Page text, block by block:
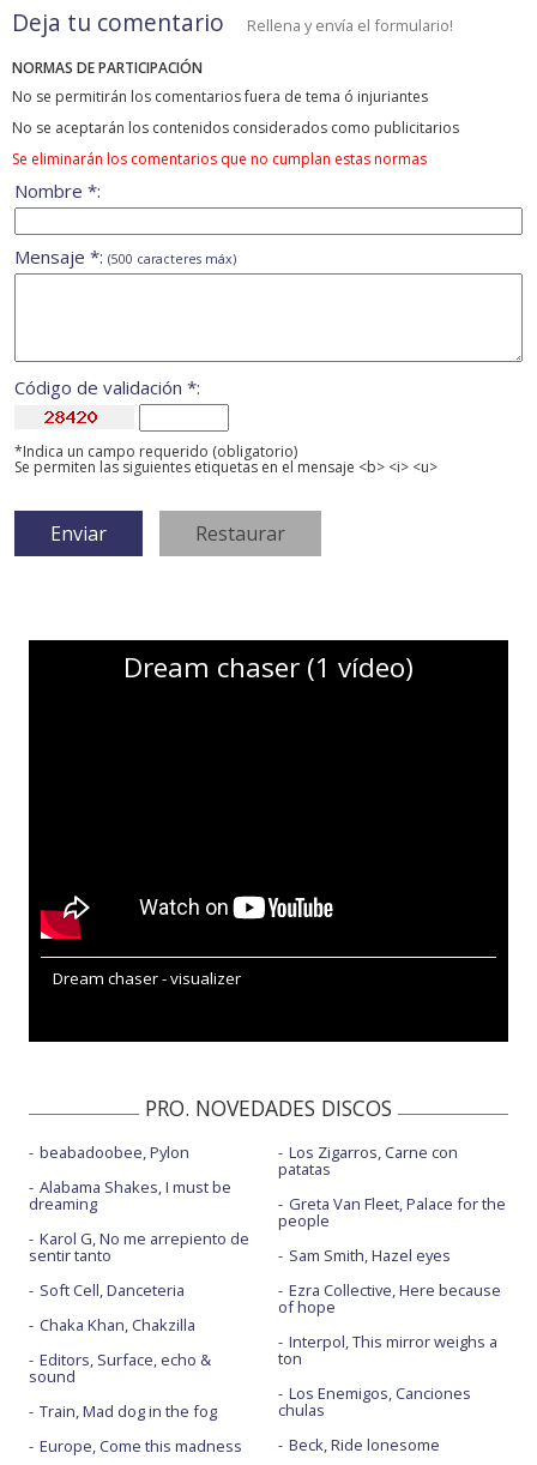
Deja tu comentario Rellena y envía el formulario!
NORMAS DE PARTICIPACIÓN
No se permitirán los comentarios fuera de tema ó injuriantes
No se aceptarán los contenidos considerados como publicitarios
Se eliminarán los comentarios que no cumplan estas normas
Nombre *:
Mensaje *: (500 caracteres máx)
Código de validación *:
*Indica un campo requerido (obligatorio)
Se permiten las siguientes etiquetas en el mensaje <b> <i> <u>
Dream chaser (1 vídeo)
Dream chaser - visualizer
PRO. NOVEDADES DISCOS
beabadoobee, Pylon
Alabama Shakes, I must be
dreaming
Karol G, No me arrepiento de
sentir tanto
Soft Cell, Danceteria
Chaka Khan, Chakzilla
Editors, Surface, echo &
sound
Train, Mad dog in the fog
Europe, Come this madness
Los Zigarros, Carne con
patatas
Greta Van Fleet, Palace for the
people
Sam Smith, Hazel eyes
Ezra Collective, Here because
of hope
Interpol, This mirror weighs a
ton
Los Enemigos, Canciones
chulas
Beck, Ride lonesome